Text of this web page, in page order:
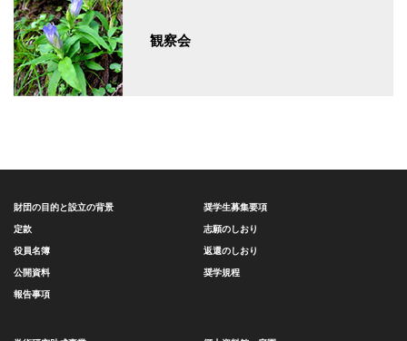
観察会
財団の目的と設立の背景
定款
役員名簿
公開資料
報告事項
奨学生募集要項
志願のしおり
返還のしおり
奨学規程